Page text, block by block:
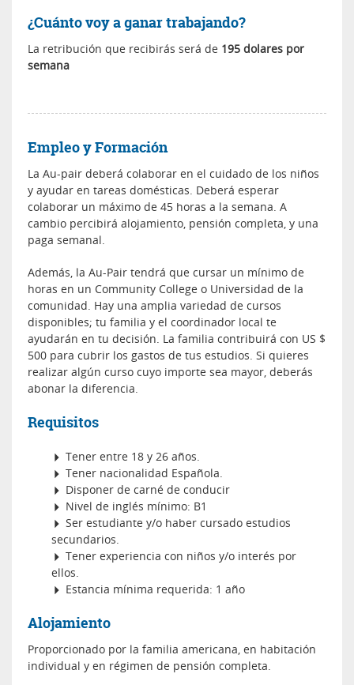
¿Cuánto voy a ganar trabajando?
La retribución que recibirás será de 195 dolares por
semana
Empleo y Formación
La Au-pair deberá colaborar en el cuidado de los niños
y ayudar en tareas domésticas. Deberá esperar
colaborar un máximo de 45 horas a la semana. A
cambio percibirá alojamiento, pensión completa, y una
paga semanal.
Además, la Au-Pair tendrá que cursar un mínimo de
horas en un Community College o Universidad de la
comunidad. Hay una amplia variedad de cursos
disponibles; tu familia y el coordinador local te
ayudarán en tu decisión. La familia contribuirá con US $
500 para cubrir los gastos de tus estudios. Si quieres
realizar algún curso cuyo importe sea mayor, deberás
abonar la diferencia.
Requisitos
Tener entre 18 y 26 años.
Tener nacionalidad Española.
Disponer de carné de conducir
Nivel de inglés mínimo: B1
Ser estudiante y/o haber cursado estudios
secundarios.
Tener experiencia con niños y/o interés por
ellos.
Estancia mínima requerida: 1 año
Alojamiento
Proporcionado por la familia americana, en habitación
individual y en régimen de pensión completa.